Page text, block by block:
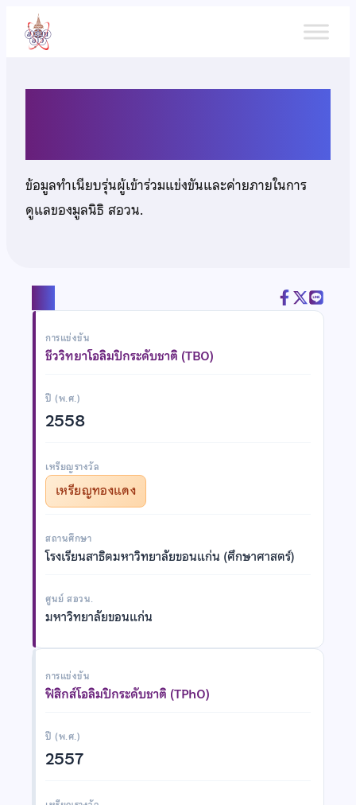
เนื้อหา
ข้อมูลทำเนียบรุ่นผู้เข้าร่วมแข่งขันและค่ายภายในการ
ดูแลของมูลนิธิ สอวน.
การแข่งขัน
ชีววิทยาโอลิมปิกระดับชาติ (TBO)
ปี (พ.ศ.)
2558
เหรียญรางวัล
เหรียญทองแดง
สถานศึกษา
โรงเรียนสาธิตมหาวิทยาลัยขอนแก่น (ศึกษาศาสตร์)
ศูนย์ สอวน.
มหาวิทยาลัยขอนแก่น
การแข่งขัน
ฟิสิกส์โอลิมปิกระดับชาติ (TPhO)
ปี (พ.ศ.)
2557